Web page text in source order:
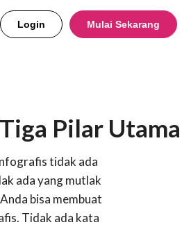
Login Mulai Sekarang
Pilar Utama
tidak ada
ada yang mutlak
bisa membuat
Tidak ada kata